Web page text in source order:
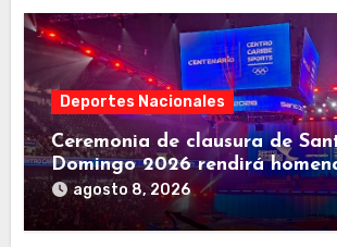
Deportes Nacionales
Ceremonia de clausura de
Domingo 2026 rendirá
familia deportiva de
Caribe
agosto 8, 2026